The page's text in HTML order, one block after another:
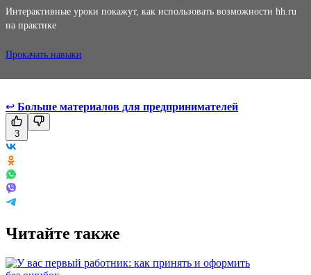
Интерактивные уроки покажут, как использовать возможности hh.ru
на практике
Прокачать навыки
↩ Больше материалов для предпринимателей
3
Читайте также